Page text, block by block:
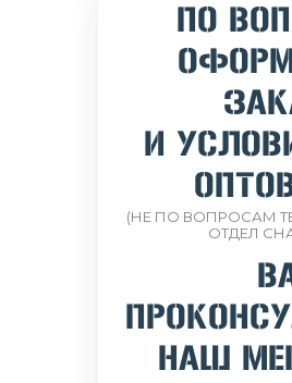
ПО
И
(НЕ ПО ВОПРОСАМ
ОТДЕЛ
НАШ